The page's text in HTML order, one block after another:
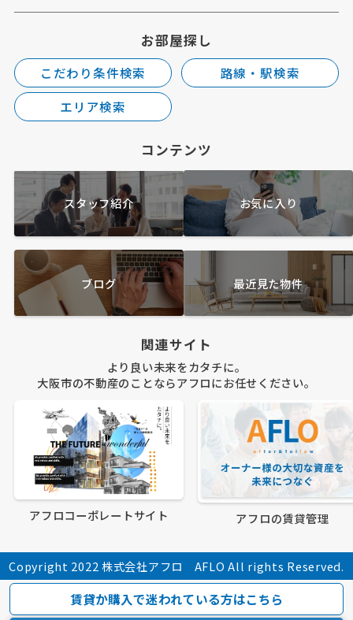
お部屋探し
こだわり条件検索
路線・駅検索
エリア検索
コンテンツ
スタッフ紹介 お気に入り
ブログ 最近見た物件
関連サイト
より良い未来をカタチに。
大阪市の不動産のことならアフロにお任せください。
アフロコーポレートサイト アフロの賃貸管理
Copyright 2022 株式会社アフロ AFLO All rights Reserved.
賃貸か購入で迷われている方はこちら